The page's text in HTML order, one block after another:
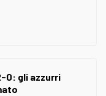
0: gli azzurri